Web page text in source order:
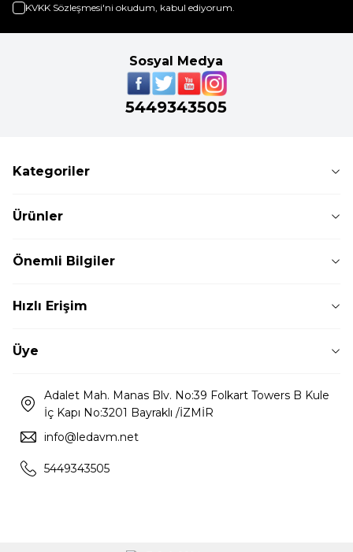
KVKK Sözleşmesi'ni okudum, kabul ediyorum.
Sosyal Medya
5449343505
Kategoriler
Ürünler
Önemli Bilgiler
Hızlı Erişim
Üye
Adalet Mah. Manas Blv. No:39 Folkart Towers B Kule
İç Kapı No:3201 Bayraklı /İZMİR
info@ledavm.net
5449343505